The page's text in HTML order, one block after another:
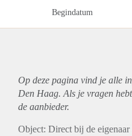
Begindatum
Op deze pagina vind je alle
Den Haag. Als je vragen
de aanbieder.
Object: Direct bij de eigenaar